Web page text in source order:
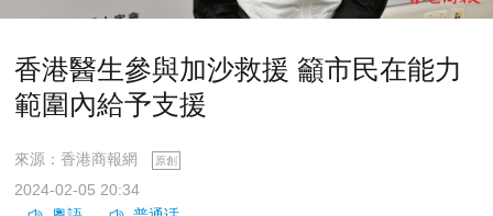
香港醫生參與加沙救援 籲市民在能力
範圍內給予支援
來源：香港商報網 原創
2024-02-05 20:34